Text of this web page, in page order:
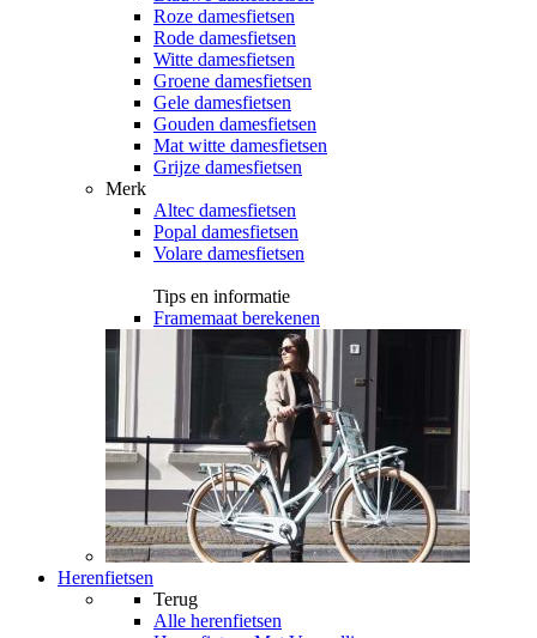
Roze damesfietsen
Rode damesfietsen
Witte damesfietsen
Groene damesfietsen
Gele damesfietsen
Gouden damesfietsen
Mat witte damesfietsen
Grijze damesfietsen
Merk
Altec damesfietsen
Popal damesfietsen
Volare damesfietsen
Tips en informatie
Framemaat berekenen
Herenfietsen
Terug
Alle herenfietsen